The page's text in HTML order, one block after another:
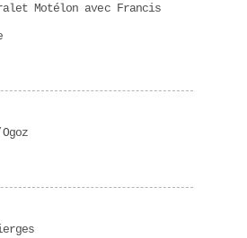
Motélon avec Francis